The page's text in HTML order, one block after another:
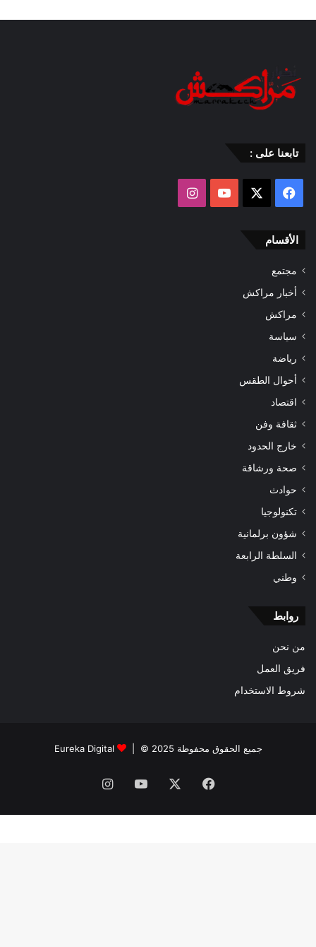
تابعنا على :
فيسبوك ‫YouTube
الأقسام
مجتمع
أخبار مراكش
مراكش
سياسة
رياضة
أحوال الطقس
اقتصاد
ثقافة وفن
خارج الحدود
صحة ورشاقة
حوادث
تكنولوجيا
شؤون برلمانية
السلطة الرابعة
وطني
روابط
من نحن
فريق العمل
شروط الاستخدام
جميع الحقوق محفوظة 2025 © | Eureka Digital
فيسبوك ‫YouTube